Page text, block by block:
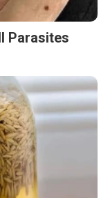
Parasites